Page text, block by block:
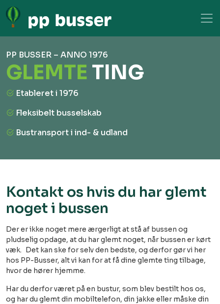
PP BUSSER – ANNO 1976
GLEMTE TING
Etableret i 1976
Fleksibelt busselskab
Bustransport i ind- & udland
Kontakt os hvis du har glemt
noget i bussen
Der er ikke noget mere ærgerligt at stå af bussen og
pludselig opdage, at du har glemt noget, når bussen er kørt
væk. Det kan ske for selv den bedste, og derfor gør vi her
hos PP-Busser, alt vi kan for at få dine glemte ting tilbage,
hvor de hører hjemme.
Har du derfor været på en bustur, som blev bestilt hos os,
og har du glemt din mobiltelefon, din jakke eller måske din